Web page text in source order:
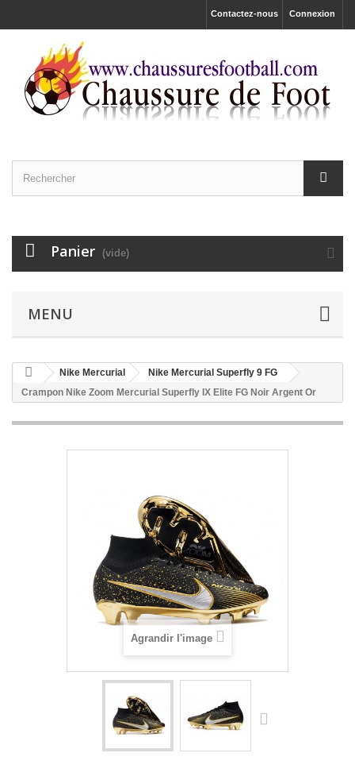
Connexion
Contactez-nous
Panier (vide)
MENU
Nike Mercurial
Nike Mercurial Superfly 9 FG
Crampon Nike Zoom Mercurial Superfly IX Elite FG Noir Argent Or
Agrandir l'image